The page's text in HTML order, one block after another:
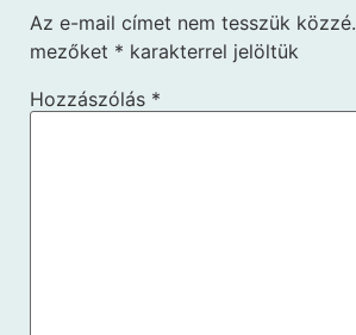
Az e-mail címet nem tesszük közzé.
mezőket * karakterrel jelöltük
Hozzászólás *